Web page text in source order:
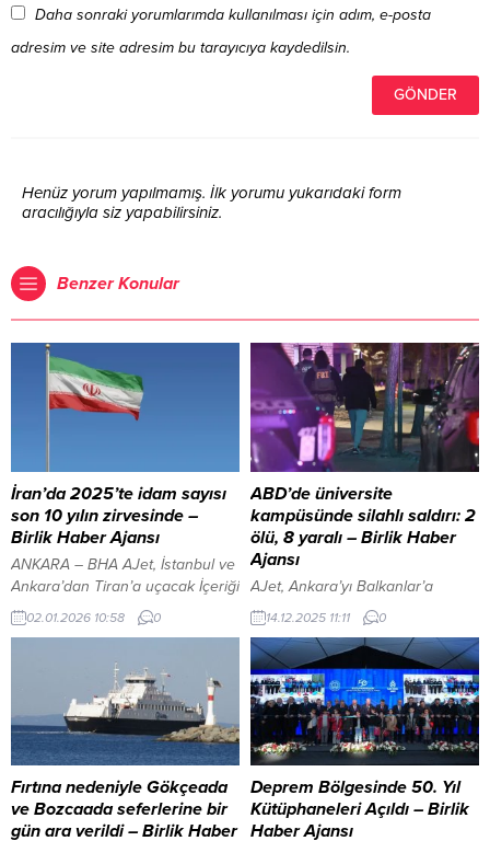
Daha sonraki yorumlarımda kullanılması için adım, e-posta
adresim ve site adresim bu tarayıcıya kaydedilsin.
Henüz yorum yapılmamış. İlk yorumu yukarıdaki form
aracılığıyla siz yapabilirsiniz.
Benzer Konular
İran’da 2025’te idam sayısı
son 10 yılın zirvesinde –
Birlik Haber Ajansı
ANKARA – BHA AJet, İstanbul ve
Ankara’dan Tiran’a uçacak İçeriği
Görüntüle YAZI ARASI REKLAM
ALANI Raporda yer alan bilgilere
ticareti, cinayet, casusluk ve
tecavüz gibi suçlardan mahkûm
edilen kişiler idam cezasına
çarptırıldı. Açıklanan rakamlar,
2025 yılındaki idam sayısının son
10 yılın en yüksek seviyesi
olduğunu ortaya...
02.01.2026 10:58 0
ABD’de üniversite
kampüsünde silahlı saldırı: 2
ölü, 8 yaralı – Birlik Haber
Ajansı
AJet, Ankara’yı Balkanlar’a
bağlıyor İçeriği Görüntüle YAZI
ARASI REKLAM ALANI ANKARA –
BHA Providence kentindeki
üniversite kampüsünde
gerçekleşen saldırının ardından
polis, çok sayıda kişinin silahla
vurulduğunu açıkladı. Olayla ilgili
basın toplantısı düzenleyen
Providence Belediye Başkanı
Brett Smiley, saldırıda en az 2
kişinin yaşamını yitirdiğini, 8
14.12.2025 11:11 0
Fırtına nedeniyle Gökçeada
ve Bozcaada seferlerine bir
gün ara verildi – Birlik Haber
Deprem Bölgesinde 50. Yıl
Kütüphaneleri Açıldı – Birlik
Haber Ajansı